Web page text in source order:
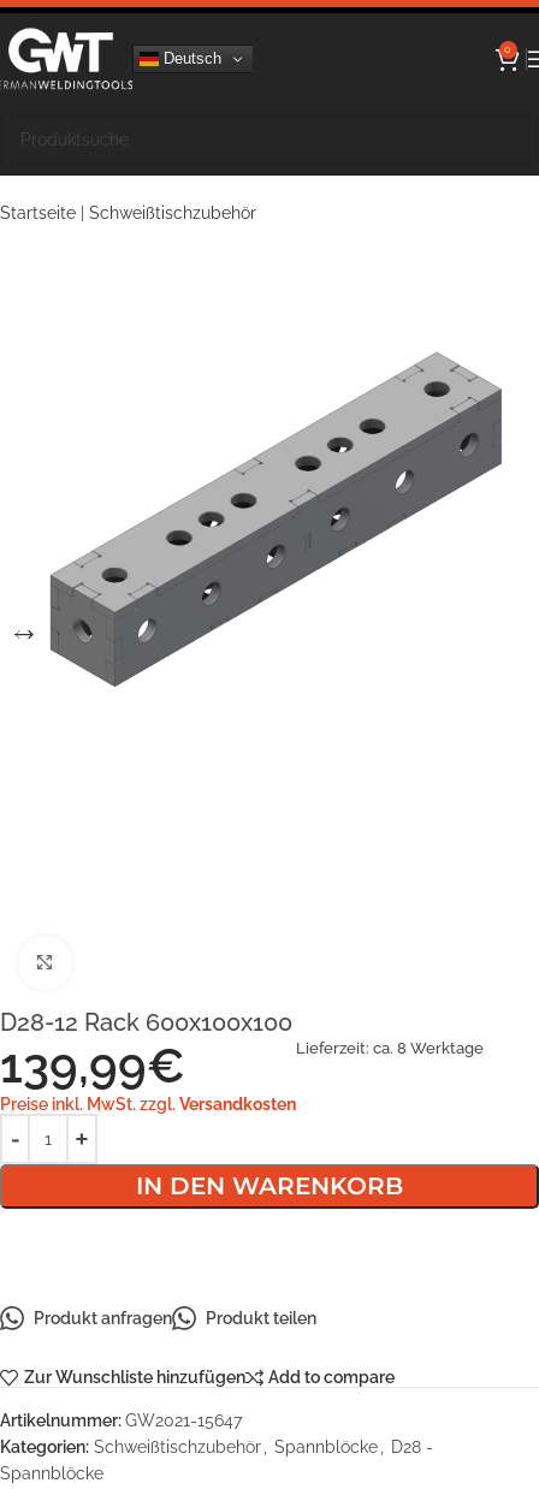
Deutsch 0
Startseite Schweißtischzubehör
D28-12 Rack 600x100x100
139,99€
Preise inkl. MwSt. zzgl. Versandkosten
Lieferzeit: ca. 8 Werktage
IN DEN WARENKORB
Produkt anfragen Produkt teilen
Zur Wunschliste hinzufügen Add to compare
Artikelnummer:GW2021-15647
Kategorien: Schweißtischzubehör Spannblöcke
D28 -
Spannblöcke